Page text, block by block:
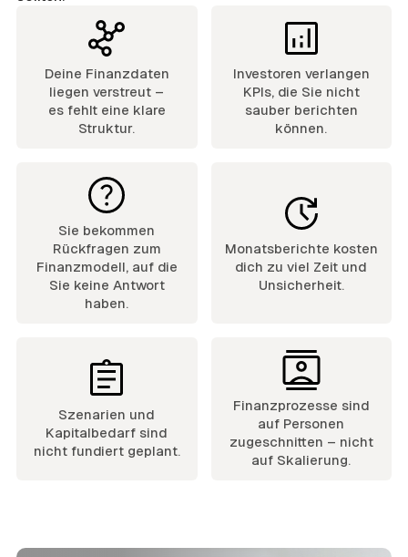
Deine Finanzdaten
liegen verstreut –
es fehlt eine klare
Struktur.
Investoren verlangen
KPIs, die Sie nicht
sauber berichten
können.
Sie bekommen
Rückfragen zum
Finanzmodell, auf die
Sie keine Antwort
haben.
Monatsberichte kosten
dich zu viel Zeit und
Unsicherheit.
Szenarien und
Kapitalbedarf sind
nicht fundiert geplant.
Finanzprozesse sind
auf Personen
zugeschnitten – nicht
auf Skalierung.